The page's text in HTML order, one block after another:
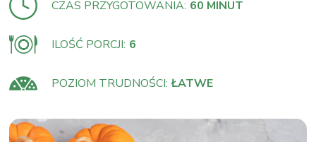
CZAS PRZYGOTOWANIA: 60 MINUT
ILOŚĆ PORCJI: 6
POZIOM TRUDNOŚCI: ŁATWE